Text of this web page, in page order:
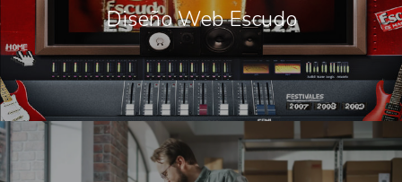
Diseño Web Escudo